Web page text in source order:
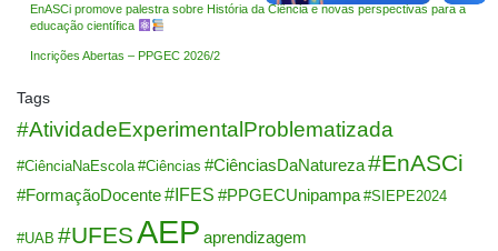
EnASCi promove palestra sobre História da Ciência e novas perspectivas para a
educação científica
Incrições Abertas – PPGEC 2026/2
Tags
#AtividadeExperimentalProblematizada
#CiênciaNaEscola #Ciências #CiênciasDaNatureza#EnASCi
#FormaçãoDocente#IFES #PPGECUnipampa #SIEPE2024
#UAB #UFES AEP aprendizagem